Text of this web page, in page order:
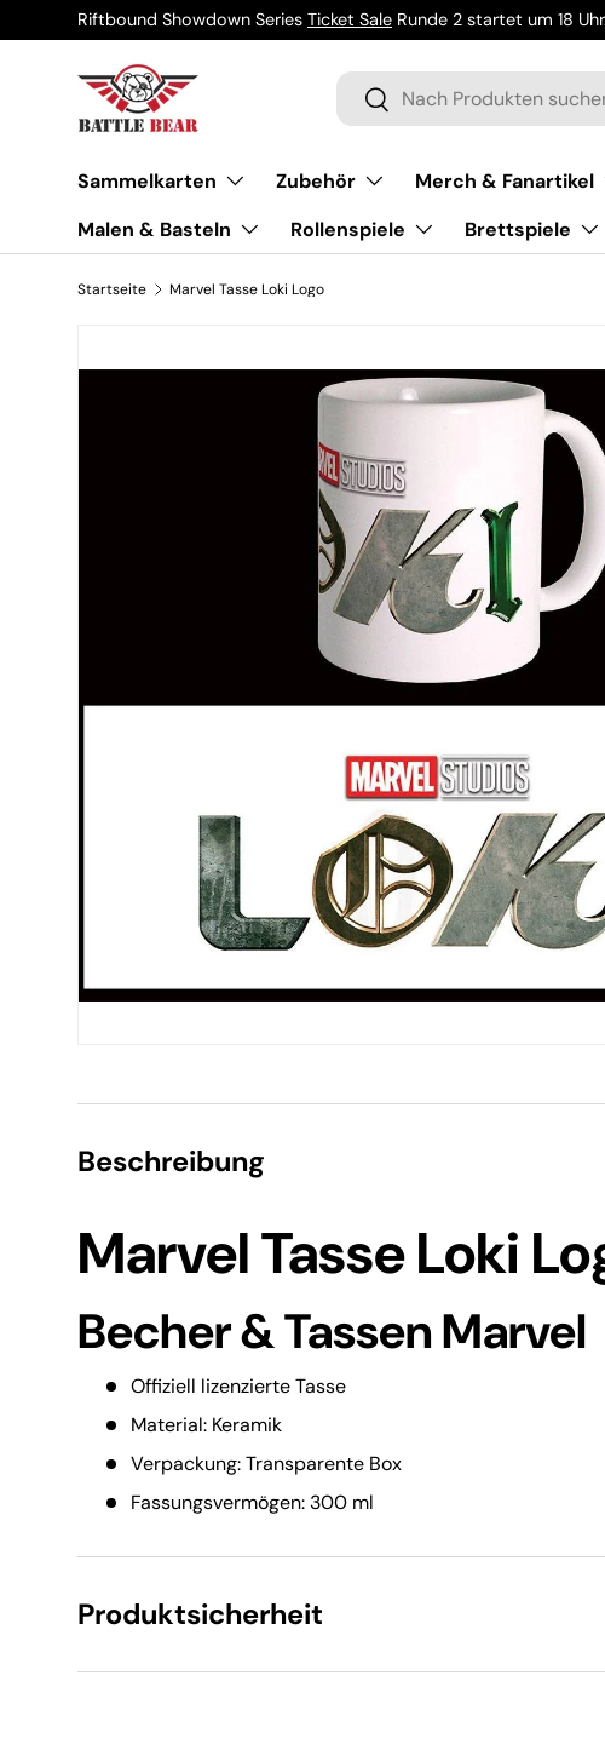
Direkt zum Inhalt
Riftbound Showdown Series Ticket Sale Runde 2 startet um 18
Suchen
Suchen
Sammelkarten Zubehör Merch & Fanartikel
Malen & Basteln
Rollenspiele Brettspiele
Startseite Marvel Tasse Loki Logo
Beschreibung
Marvel Tasse Loki
Becher & Tassen Marvel
Offiziell lizenzierte Tasse
Material: Keramik
Verpackung: Transparente Box
Fassungsvermögen: 300 ml
Produktsicherheit